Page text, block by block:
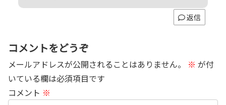
返信
コメントをどうぞ
メールアドレスが公開されることはありません。 ※ が付
いている欄は必須項目です
コメント ※